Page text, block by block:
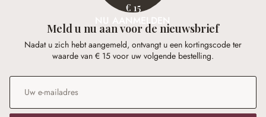
€ 15
NU AANMELDEN
Meld u nu aan voor de nieuwsbrief
Nadat u zich hebt aangemeld, ontvangt u een kortingscode ter
waarde van € 15 voor uw volgende bestelling.
E-mailadres